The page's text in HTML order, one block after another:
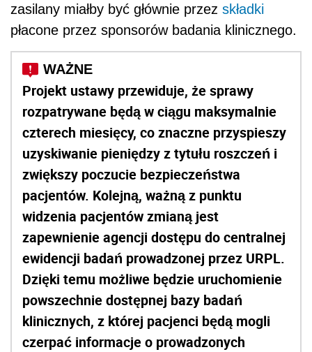
zasilany miałby być głównie przez składki
płacone przez sponsorów badania klinicznego.
Projekt ustawy przewiduje, że sprawy
rozpatrywane będą w ciągu maksymalnie
czterech miesięcy, co znaczne przyspieszy
uzyskiwanie pieniędzy z tytułu roszczeń i
zwiększy poczucie bezpieczeństwa
pacjentów. Kolejną, ważną z punktu
widzenia pacjentów zmianą jest
zapewnienie agencji dostępu do centralnej
ewidencji badań prowadzonej przez URPL.
Dzięki temu możliwe będzie uruchomienie
powszechnie dostępnej bazy badań
klinicznych, z której pacjenci będą mogli
czerpać informacje o prowadzonych